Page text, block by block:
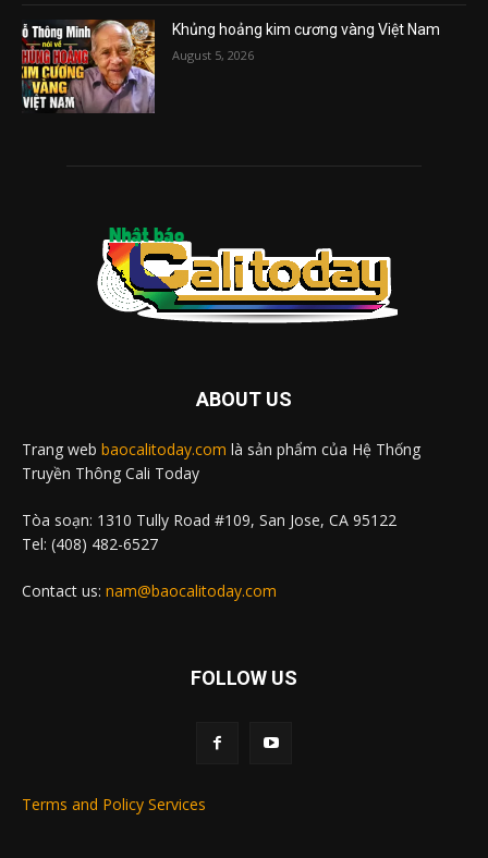
Khủng hoảng kim cương vàng Việt Nam
August 5, 2026
ABOUT US
Trang web baocalitoday.com là sản phẩm của Hệ Thống
Truyền Thông Cali Today
Tòa soạn: 1310 Tully Road #109, San Jose, CA 95122
Tel: (408) 482-6527
Contact us: nam@baocalitoday.com
FOLLOW US
Terms and Policy Services